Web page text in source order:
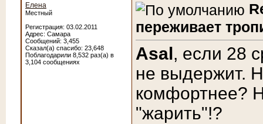
Елена
Местный
Регистрация: 03.02.2011
Адрес: Самара
Сообщений: 3,455
Сказал(а) спасибо: 23,648
Поблагодарили 8,532 раз(а) в
3,104 сообщениях
переживает
Asal , если 28
не выдержит.
комфортнее?
"жарить"!?